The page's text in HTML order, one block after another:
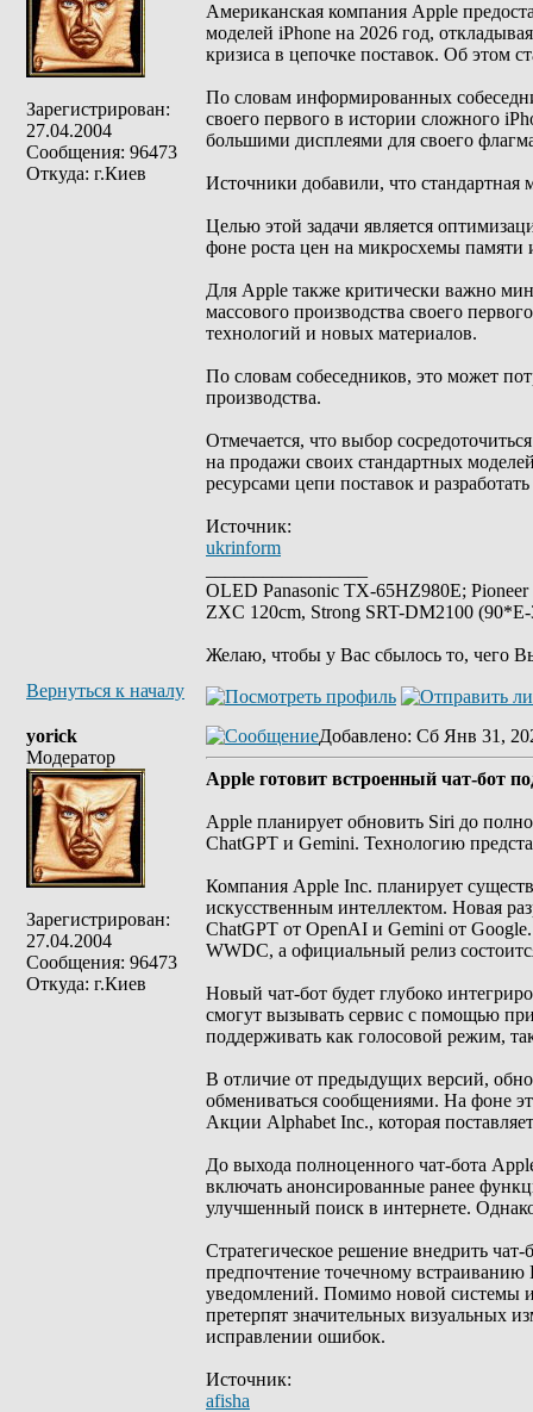
Зарегистрирован:
27.04.2004
Сообщения: 96473
Откуда: г.Киев
Американская компания Apple
моделей iPhone на 2026 год,
кризиса в цепочке поставок. Об этом
По словам информированных
своего первого в истории сложного
большими дисплеями для своего
Источники добавили, что стандартная
Целью этой задачи является
фоне роста цен на микросхемы памяти
Для Apple также критически важно
массового производства своего
технологий и новых материалов.
По словам собеседников, это может
производства.
Отмечается, что выбор
на продажи своих стандартных
ресурсами цепи поставок и
Источник:
ukrinform
OLED Panasonic TX-65HZ980E;
ZXC 120cm, Strong SRT-DM2100
Желаю, чтобы у Вас сбылось то, чего
Вернуться к началу
yorick
Модератор
Зарегистрирован:
27.04.2004
Сообщения: 96473
Откуда: г.Киев
Добавлено: Сб Янв 31,
Apple готовит встроенный чат-бот
Apple планирует обновить Siri до
ChatGPT и Gemini. Технологию
Компания Apple Inc. планирует
искусственным интеллектом. Новая
ChatGPT от OpenAI и Gemini от
WWDC, а официальный релиз
Новый чат-бот будет глубоко
смогут вызывать сервис с помощью
поддерживать как голосовой режим,
В отличие от предыдущих версий,
обмениваться сообщениями. На фоне
Акции Alphabet Inc., которая
До выхода полноценного чат-бота
включать анонсированные ранее
улучшенный поиск в интернете.
Стратегическое решение внедрить чат-
предпочтение точечному
уведомлений. Помимо новой системы
претерпят значительных визуальных
исправлении ошибок.
Источник:
afisha